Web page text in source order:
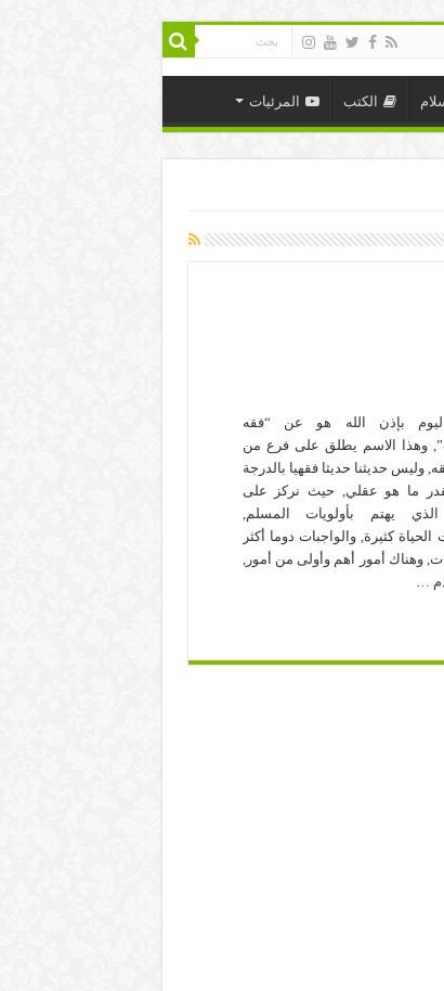
الكتب المرئيات
اليوم بإذن الله هو عن “فقه
وهذا الاسم يطلق على فرع من
وليس حديثنا حديثا فقهيا بالدرجة
بقدر ما هو عقلي, حيث نركز على
الذي يهتم بأولويات المسلم,
الحياة كثيرة, والواجبات دوما أكثر
وهناك أمور أهم وأولى من أمور,
…